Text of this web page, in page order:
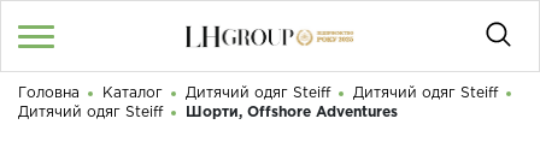
UA|RU
Доброго дня! Що Ви шукаєте?
Головна Каталог Дитячий одяг Steiff
Дитячий одяг Steiff
Дитячий одяг Steiff
Шорти, Offshore Adventures